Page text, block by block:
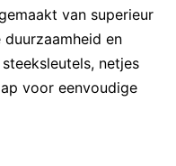
van superieur
en
netjes
voor eenvoudige